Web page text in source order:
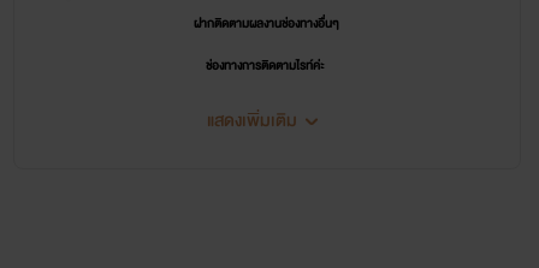
ฝากติดตามผลงานช่องทางอื่นๆ
ช่องทางการติดตามไรท์ค่ะ
แสดงเพิ่มเติม